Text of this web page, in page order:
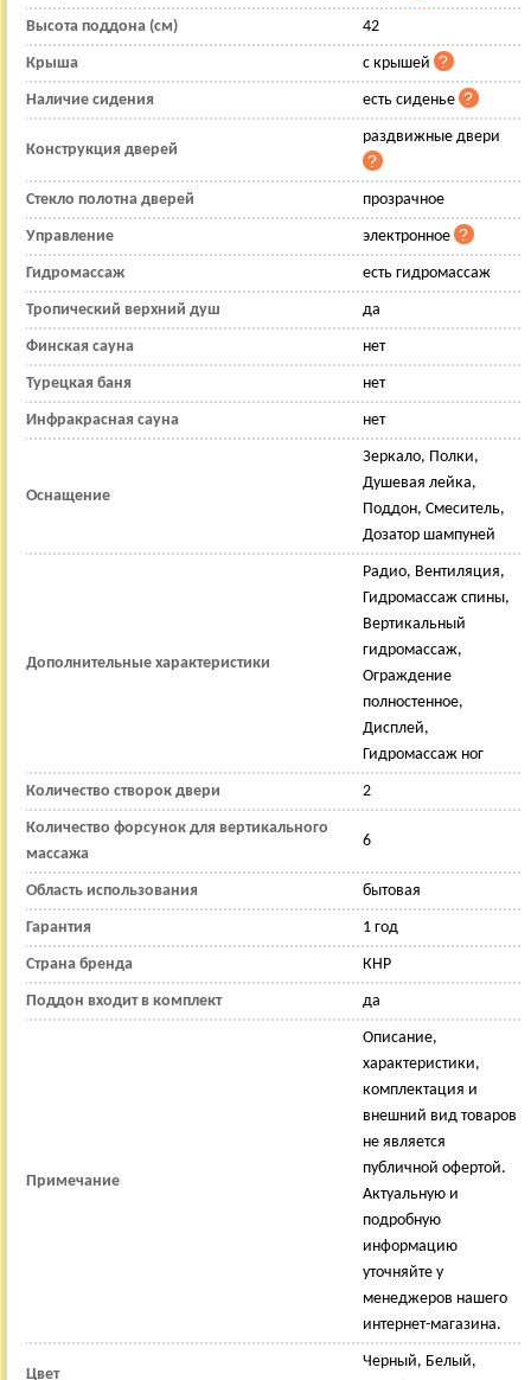
Высота поддона (см) 42
Крыша с крышей
Наличие сидения есть сиденье
Конструкция дверей
раздвижные двери
Стекло полотна дверей прозрачное
Управление электронное
Гидромассаж есть гидромассаж
Тропический верхний душ да
Финская сауна нет
Турецкая баня нет
Инфракрасная сауна нет
Оснащение
Зеркало, Полки,
Душевая лейка,
Поддон, Смеситель,
Дозатор шампуней
Дополнительные характеристики
Радио, Вентиляция,
Гидромассаж спины,
Вертикальный
гидромассаж,
Ограждение
полностенное,
Дисплей,
Гидромассаж ног
Количество створок двери 2
Количество форсунок для вертикального
массажа
6
Область использования бытовая
Гарантия 1 год
Страна бренда КНР
Поддон входит в комплект да
Примечание
Описание,
характеристики,
комплектация и
внешний вид товаров
не является
публичной офертой.
Актуальную и
подробную
информацию
уточняйте у
менеджеров нашего
интернет-магазина.
Цвет
Черный, Белый,